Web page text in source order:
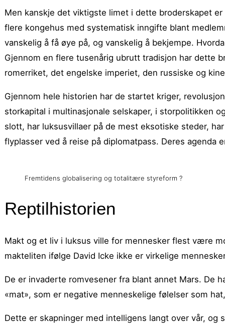
Men kanskje det viktigste limet i dette broderskapet
flere kongehus med systematisk inngifte blant
vanskelig å få øye på, og vanskelig å bekjempe.
Gjennom en flere tusenårig ubrutt tradisjon har dette
romerriket, det engelske imperiet, den russiske og
Gjennom hele historien har de startet kriger,
storkapital i multinasjonale selskaper, i storpolitikken
slott, har luksusvillaer på de mest eksotiske steder,
flyplasser ved å reise på diplomatpass. Deres
Fremtidens globalisering og totalitære styreform ?
Reptilhistorien
Makt og et liv i luksus ville for mennesker flest være
makteliten ifølge David Icke ikke er virkelige
De er invaderte romvesener fra blant annet Mars. De
«mat», som er negative menneskelige følelser som
Dette er skapninger med intelligens langt over vår, og